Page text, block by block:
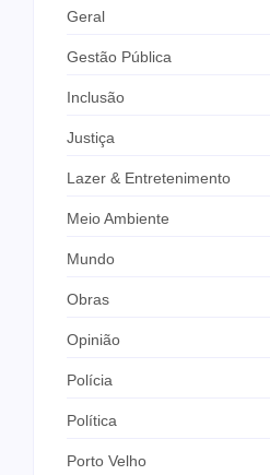
Geral
Gestão Pública
Inclusão
Justiça
Lazer & Entretenimento
Meio Ambiente
Mundo
Obras
Opinião
Polícia
Política
Porto Velho